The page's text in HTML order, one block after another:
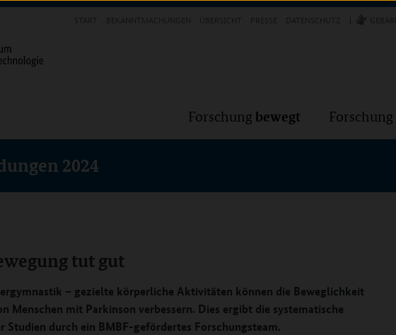
Forschung bewegt Forschung
2024
tut gut
– gezielte körperliche Aktivitäten können die Beweglichkeit
Menschen mit Parkinson verbessern. Dies ergibt die systematische
Studien durch ein BMBF-gefördertes Forschungsteam.
Forschung